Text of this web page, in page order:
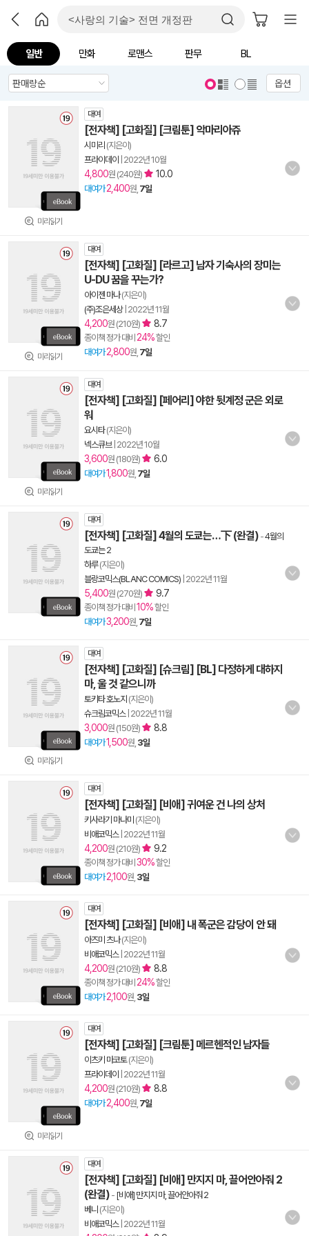
일반 만화 로맨스 판무 BL
옵션
미리읽기
대여
[전자책] [고화질] [크림툰] 악마리아쥬
시미리 (지은이)
프라이데이
2022년 10월
4,800원 (240원) 10.0
대여가 2,400원, 7일
미리읽기
대여
[전자책] [고화질] [라르고] 남자 기숙사의 장미는
U-DU 꿈을 꾸는가?
아이젠 마나(지은이)
(주)조은세상| 2022년 11월
4,200원 (210원) 8.7
종이책 정가 대비 24%할인
대여가 2,800원, 7일
미리읽기
대여
[전자책] [고화질] [페어리] 야한 뒷계정 군은 외로
워
요시타(지은이)
넥스큐브| 2022년 10월
3,600원 (180원) 6.0
대여가1,800원, 7일
대여
[전자책] [고화질] 4월의 도쿄는…下 (완결) -4월의
도쿄는 2
하루(지은이)
블랑코믹스(BLANC COMICS) 2022년 11월
5,400원 (270원) 9.7
종이책 정가 대비 10%할인
대여가3,200원, 7일
미리읽기
대여
[전자책] [고화질] [슈크림] [BL] 다정하게 대하지
마, 울 것 같으니까
토키타 호노지 (지은이)
슈크림코믹스| 2022년 11월
3,000원 (150원) 8.8
대여가1,500원, 3일
대여
[전자책] [고화질] [비애] 귀여운 건 나의 상처
키사라기 마나미 (지은이)
비애코믹스| 2022년 11월
4,200원 (210원) 9.2
종이책 정가 대비 30%할인
대여가 2,100원, 3일
대여
[전자책] [고화질] [비애] 내 폭군은 감당이 안 돼
아즈미 츠나(지은이)
비애코믹스| 2022년 11월
4,200원 (210원) 8.8
종이책 정가 대비 24%할인
대여가 2,100원, 3일
미리읽기
대여
[전자책] [고화질] [크림툰] 메르헨적인 남자들
이츠키 마코토(지은이)
프라이데이
2022년 11월
4,200원 (210원) 8.8
대여가 2,400원, 7일
대여
[전자책] [고화질] [비애] 만지지 마, 끌어안아줘 2
(완결) - [비애] 만지지 마, 끌어안아줘 2
베니 (지은이)
비애코믹스| 2022년 11월